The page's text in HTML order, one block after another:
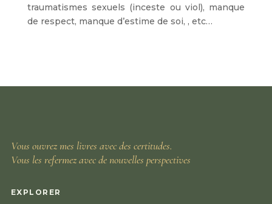
traumatismes sexuels (inceste ou viol), manque
de respect, manque d’estime de soi, , etc…
Vous ouvrez mes livres avec des certitudes.
Vous les refermez avec de nouvelles perspectives
EXPLORER